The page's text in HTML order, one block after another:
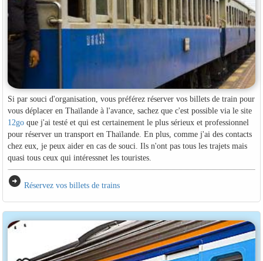
Si par souci d'organisation, vous préférez réserver vos billets de train pour
vous déplacer en Thaïlande à l'avance, sachez que c'est possible via le site
12goque j'ai testé et qui est certainement le plus sérieux et professionnel
pour réserver un transport en Thaïlande. En plus, comme j'ai des contacts
chez eux, je peux aider en cas de souci. Ils n'ont pas tous les trajets mais
quasi tous ceux qui intéressnet les touristes.
arrow_circle_right Réservez vos billets de trains